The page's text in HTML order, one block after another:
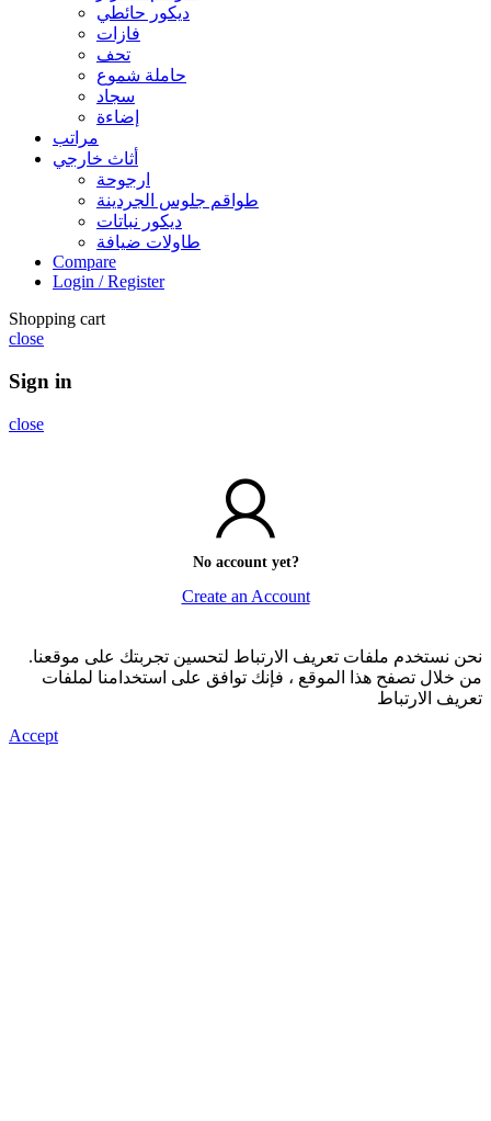
ديكور حائطي
فازات
تحف
حاملة شموع
سجاد
إضاءة
مراتب
أثاث خارجي
ارجوحة
طواقم جلوس الجردينة
ديكور نباتات
طاولات ضيافة
Compare
Login / Register
Shopping cart
close
Sign in
close
No account yet?
Create an Account
نحن نستخدم ملفات تعريف الارتباط لتحسين تجربتك على موقعنا.
من خلال تصفح هذا الموقع ، فإنك توافق على استخدامنا لملفات
تعريف الارتباط
Accept